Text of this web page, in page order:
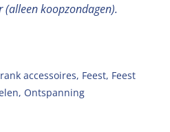
koopzondagen).
accessoires, Feest, Feest
, Ontspanning